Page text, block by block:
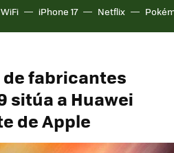
WiFi iPhone 17 Netflix
de fabricantes
sitúa a Huawei
de Apple